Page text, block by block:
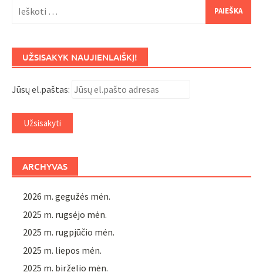
UŽSISAKYK NAUJIENLAIŠKĮ!
Jūsų el.paštas:
ARCHYVAS
2026 m. gegužės mėn.
2025 m. rugsėjo mėn.
2025 m. rugpjūčio mėn.
2025 m. liepos mėn.
2025 m. birželio mėn.